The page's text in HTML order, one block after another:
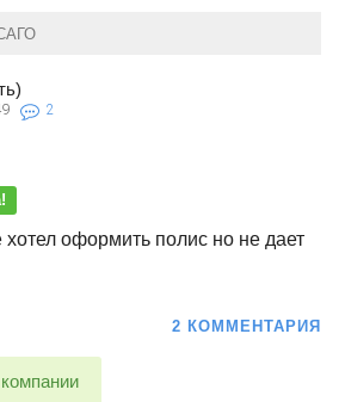
2
хотел оформить полис но не дает
2 КОММЕНТАРИЯ